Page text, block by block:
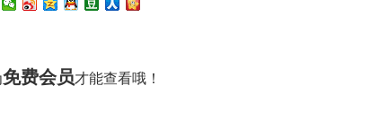
免费会员才能查看哦！